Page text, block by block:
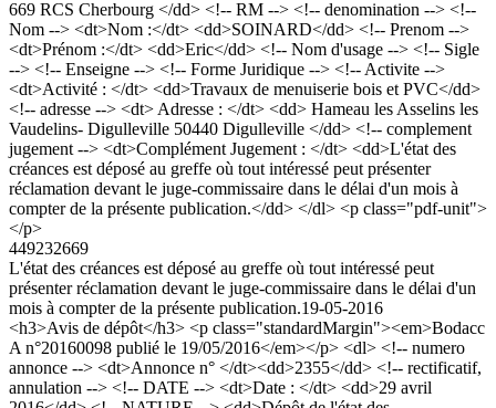
669 RCS Cherbourg </dd> <!-- RM --> <!-- denomination --> <!--
Nom --> <dt>Nom :</dt> <dd>SOINARD</dd> <!-- Prenom -->
<dt>Prénom :</dt> <dd>Eric</dd> <!-- Nom d'usage --> <!-- Sigle
--> <!-- Enseigne --> <!-- Forme Juridique --> <!-- Activite -->
<dt>Activité : </dt> <dd>Travaux de menuiserie bois et PVC</dd>
<!-- adresse --> <dt> Adresse : </dt> <dd> Hameau les Asselins les
Vaudelins- Digulleville 50440 Digulleville </dd> <!-- complement
jugement --> <dt>Complément Jugement : </dt> <dd>L'état des
créances est déposé au greffe où tout intéressé peut présenter
réclamation devant le juge-commissaire dans le délai d'un mois à
compter de la présente publication.</dd> </dl> <p class="pdf-unit">
</p>
449232669
L'état des créances est déposé au greffe où tout intéressé peut
présenter réclamation devant le juge-commissaire dans le délai d'un
mois à compter de la présente publication.19-05-2016
<h3>Avis de dépôt</h3> <p class="standardMargin"><em>Bodacc
A n°20160098 publié le 19/05/2016</em></p> <dl> <!-- numero
annonce --> <dt>Annonce n° </dt><dd>2355</dd> <!-- rectificatif,
annulation --> <!-- DATE --> <dt>Date : </dt> <dd>29 avril